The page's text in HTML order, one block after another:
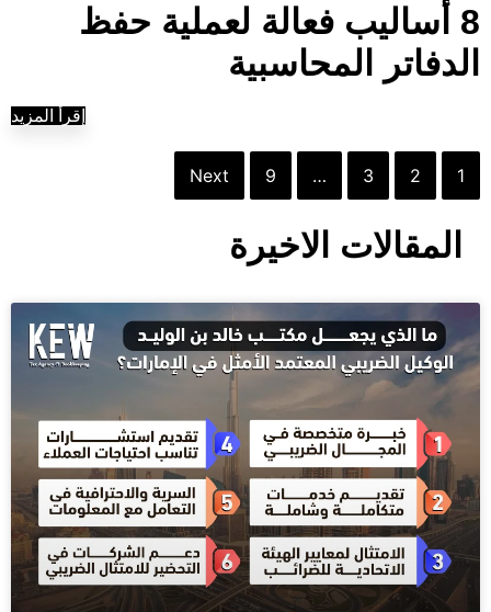
8 أساليب فعالة لعملية حفظ
الدفاتر المحاسبية
إقرأ المزيد
1
2
3
…
9
Next
المقالات الاخيرة